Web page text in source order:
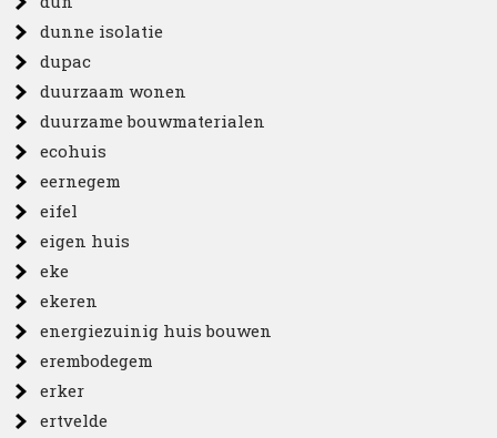
dunne isolatie
dupac
duurzaam wonen
duurzame bouwmaterialen
ecohuis
eernegem
eifel
eigen huis
eke
ekeren
energiezuinig huis bouwen
erembodegem
erker
ertvelde